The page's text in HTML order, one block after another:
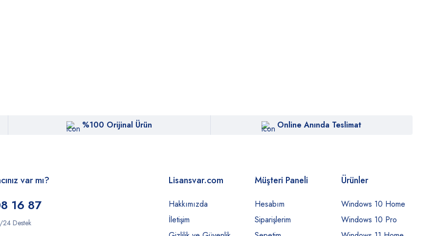
%100 Orijinal Ürün Online Anında Teslimat
var mı?
16 87
24 Destek
Lisansvar.com
Hakkımızda
İletişim
Müşteri Paneli
Hesabım
Siparişlerim
Ürünler
Windows 10 Home
Windows 10 Pro